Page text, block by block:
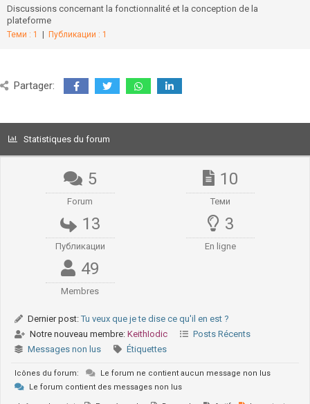
Discussions concernant la fonctionnalité et la conception de la
plateforme
Теми : 1 Публикации : 1
Partager:
Statistiques du forum
5
Forum
10
Теми
13
Публикации
3
En ligne
49
Membres
Dernier post:Tu veux que je te dise ce qu'il en est ?
Notre nouveau membre: KeithIodic
Posts Récents
Messages non lus
Étiquettes
Icônes du forum:
Le forum ne contient aucun message non lus
Le forum contient des messages non lus